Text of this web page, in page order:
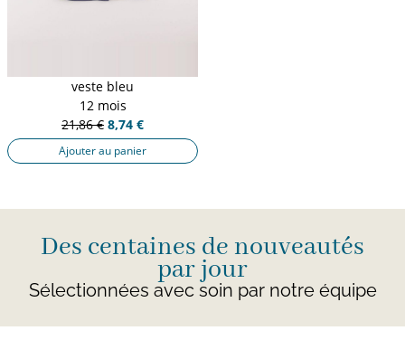
veste bleu
12 mois
21,86 € 8,74 €
Ajouter au panier
Des centaines de nouveautés
par jour
Sélectionnées avec soin par notre équipe